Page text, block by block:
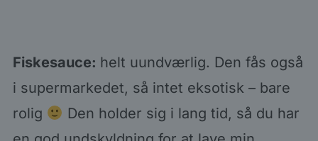
Fiskesauce: helt uundværlig. Den fås også
i supermarkedet, så intet eksotisk – bare
rolig
Den holder sig i lang tid, så du har